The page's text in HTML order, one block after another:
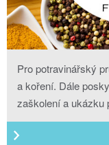
Pro potravinářský
a koření. Dále
zaškolení a ukázku